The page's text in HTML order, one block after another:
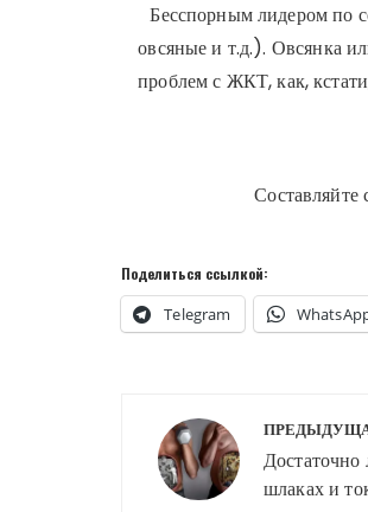
Бесспорным лидером по
овсяные и т.д.). Овсянка
проблем с ЖКТ, как,
Составляйте
Поделиться ссылкой:
Telegram
Навигация
по
Достаточно
шлаках и